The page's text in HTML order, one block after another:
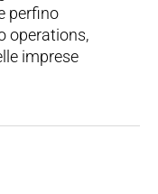
perfino
operations,
imprese